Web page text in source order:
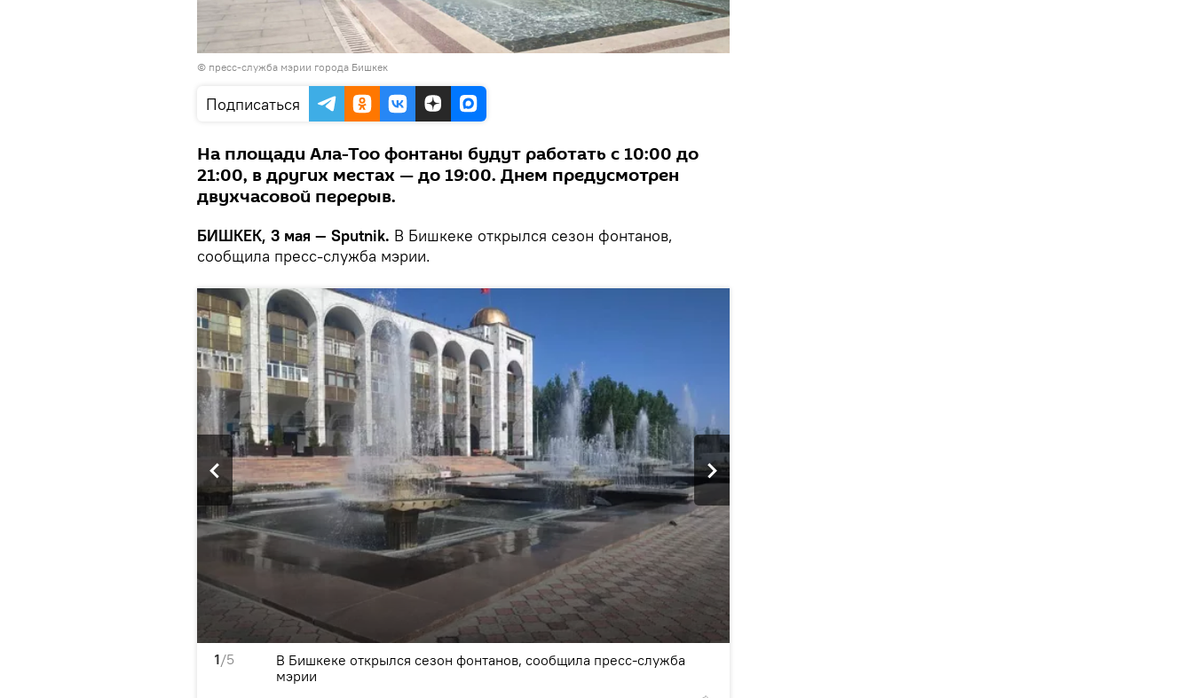
© пресс-служба мэрии города Бишкек
Подписаться
На площади Ала-Тоо фонтаны будут работать с 10:00 до
21:00, в других местах — до 19:00. Днем предусмотрен
двухчасовой перерыв.
БИШКЕК, 3 мая — Sputnik. В Бишкеке открылся сезон фонтанов,
сообщила пресс-служба мэрии.
1/5
В Бишкеке открылся сезон фонтанов, сообщила пресс-служба
мэрии